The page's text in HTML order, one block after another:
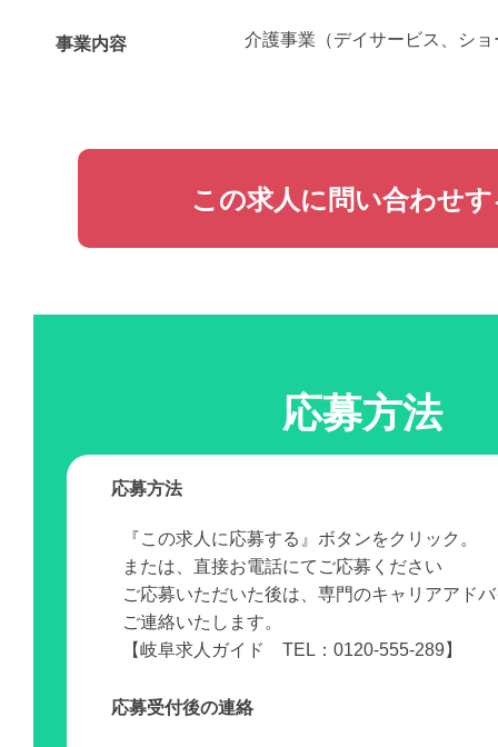
事業内容 介護事業（デイサービス、シ
この求人に問い合わせ
応募方法
応募方法
『この求人に応募する』ボタンをクリック。
または、直接お電話にてご応募ください
ご応募いただいた後は、専門のキャリアアド
ご連絡いたします。
【岐阜求人ガイド TEL：0120-555-289】
応募受付後の連絡